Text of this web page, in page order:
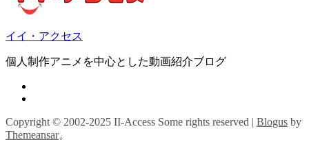
イイ・アクセス
個人制作アニメを中心とした動画紹介ブログ
Copyright © 2002-2025 II-Access Some rights reserved | Blogus by
Themeansar。